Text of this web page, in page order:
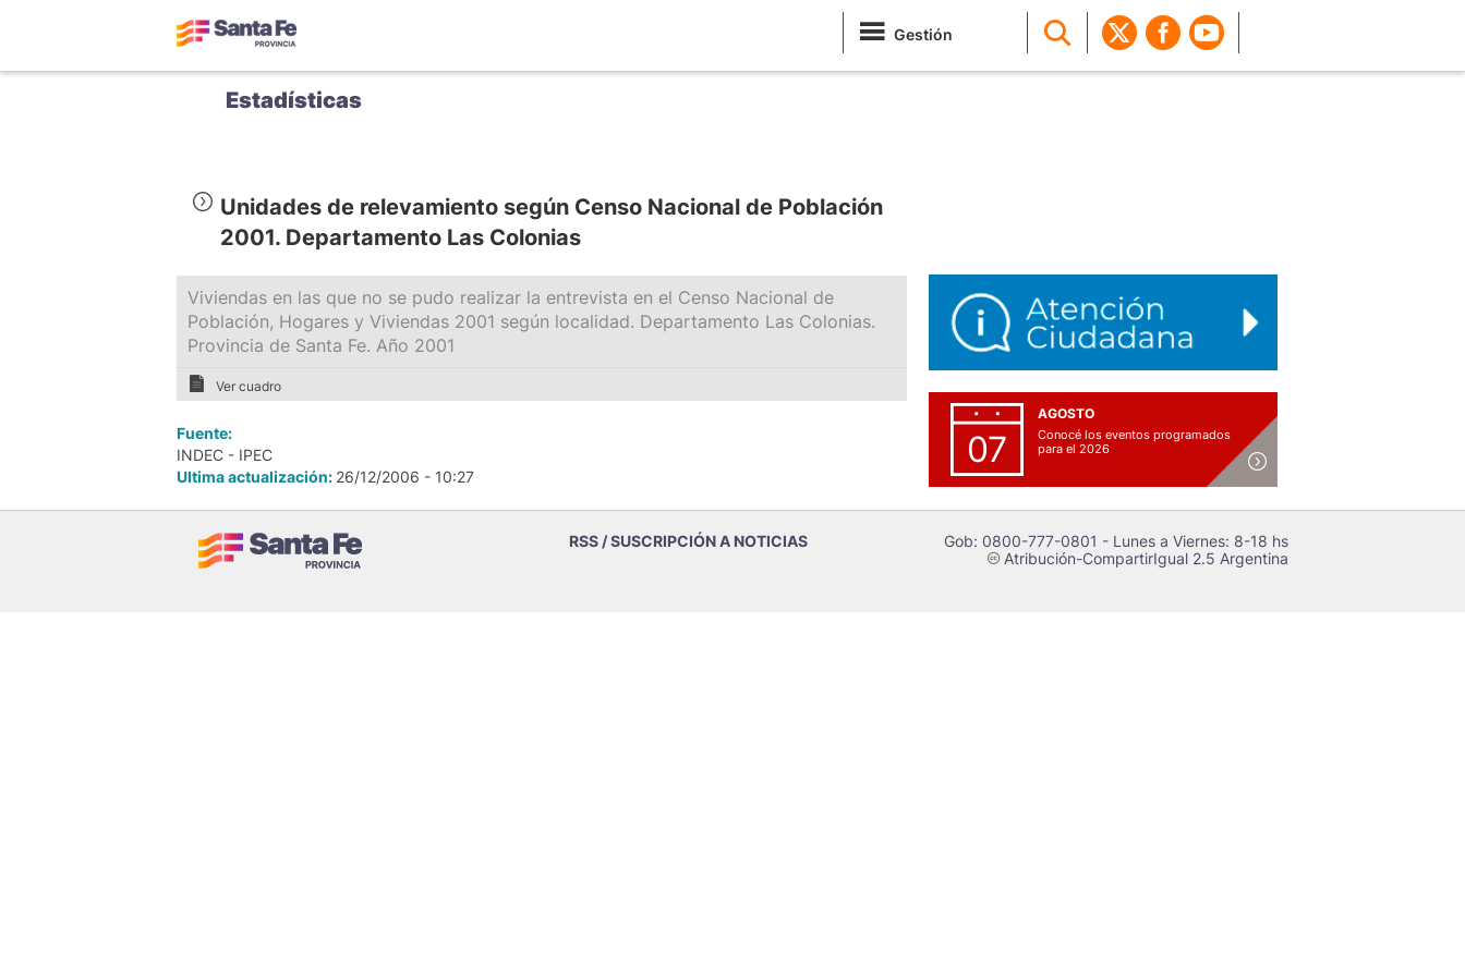
Gestión
Estadísticas
Unidades de relevamiento según Censo Nacional de Población
2001. Departamento Las Colonias
Viviendas en las que no se pudo realizar la entrevista en el Censo Nacional de
Población, Hogares y Viviendas 2001 según localidad. Departamento Las Colonias.
Provincia de Santa Fe. Año 2001
Ver cuadro
Fuente:
INDEC - IPEC
Ultima actualización: 26/12/2006 - 10:27
07
AGOSTO
Conocé los eventos programados
para el 2026
RSS / SUSCRIPCIÓN A NOTICIAS Gob: 0800-777-0801 - Lunes a Viernes: 8-18 hs
cAtribución-CompartirIgual 2.5 Argentina